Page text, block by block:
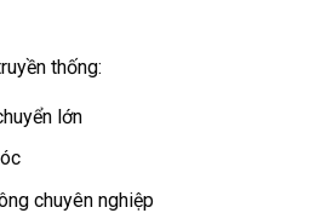
thống:
lớn
chuyên nghiệp